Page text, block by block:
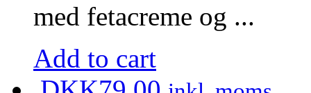
med fetacreme og ...
Add to cart